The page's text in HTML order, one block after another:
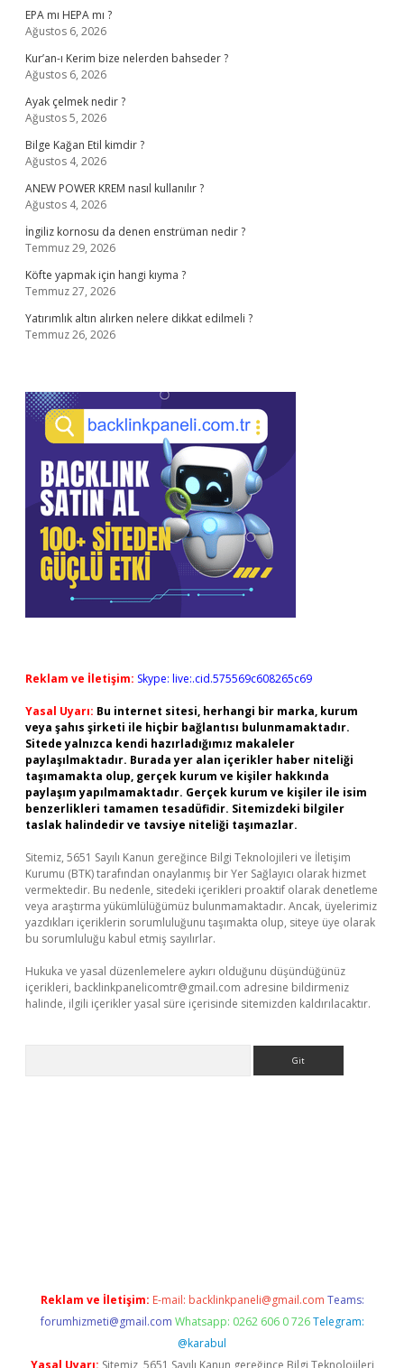
EPA mı HEPA mı ?
Ağustos 6, 2026
Kur’an-ı Kerim bize nelerden bahseder ?
Ağustos 6, 2026
Ayak çelmek nedir ?
Ağustos 5, 2026
Bilge Kağan Etil kimdir ?
Ağustos 4, 2026
ANEW POWER KREM nasıl kullanılır ?
Ağustos 4, 2026
İngiliz kornosu da denen enstrüman nedir ?
Temmuz 29, 2026
Köfte yapmak için hangi kıyma ?
Temmuz 27, 2026
Yatırımlık altın alırken nelere dikkat edilmeli ?
Temmuz 26, 2026
Reklam ve İletişim: Skype: live:.cid.575569c608265c69
Yasal Uyarı: Bu internet sitesi, herhangi bir marka, kurum
veya şahıs şirketi ile hiçbir bağlantısı bulunmamaktadır.
Sitede yalnızca kendi hazırladığımız makaleler
paylaşılmaktadır. Burada yer alan içerikler haber niteliği
taşımamakta olup, gerçek kurum ve kişiler hakkında
paylaşım yapılmamaktadır. Gerçek kurum ve kişiler ile isim
benzerlikleri tamamen tesadüfidir. Sitemizdeki bilgiler
taslak halindedir ve tavsiye niteliği taşımazlar.
Sitemiz, 5651 Sayılı Kanun gereğince Bilgi Teknolojileri ve İletişim
Kurumu (BTK) tarafından onaylanmış bir Yer Sağlayıcı olarak hizmet
vermektedir. Bu nedenle, sitedeki içerikleri proaktif olarak denetleme
veya araştırma yükümlülüğümüz bulunmamaktadır. Ancak, üyelerimiz
yazdıkları içeriklerin sorumluluğunu taşımakta olup, siteye üye olarak
bu sorumluluğu kabul etmiş sayılırlar.
Hukuka ve yasal düzenlemelere aykırı olduğunu düşündüğünüz
içerikleri, backlinkpanelicomtr@gmail.com adresine bildirmeniz
halinde, ilgili içerikler yasal süre içerisinde sitemizden kaldırılacaktır.
Reklam ve İletişim: E-mail: backlinkpaneli@gmail.com Teams:
forumhizmeti@gmail.com Whatsapp: 0262 606 0 726 Telegram:
@karabul
Yasal Uyarı: Sitemiz, 5651 Sayılı Kanun gereğince Bilgi Teknolojileri